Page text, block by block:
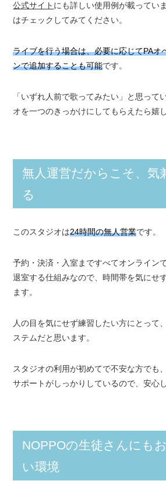
公式サイト にも詳しい使用例が載ってい
はチェックしてみてください。
ライブを行う場合は、必要に応じてPAオ
ンで追加することも可能です。
「いずれ人前で歌ってみたい」と思って
オを一つのきっかけにしてもらえたら嬉
無人運営だからこそ、気
る
このスタジオは24時間の無人営業です。
予約・決済・入室まですべてオンライン
退室する仕組みなので、時間帯を気にせ
ます。
人の目を気にせず練習したい方にとって
ステムだと思います。
スタジオの利用が初めてで不安な方でも
サポートがしっかりしているので、安心
NOPPOの生徒さんにも
い環境